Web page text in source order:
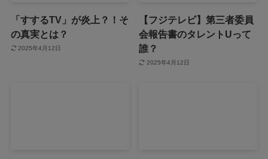
「すするTV」が炎上？！そ
の真実とは？
2025年4月12日
【フジテレビ】第三者委員
会報告書のタレントUって
誰？
2025年4月12日